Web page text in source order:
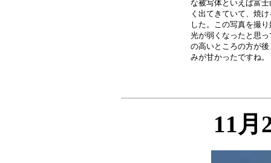
な被写体といえば富
く出てきていて、焼
した。この写真を撮
光が弱くなったと思
の高いところの方が
11月